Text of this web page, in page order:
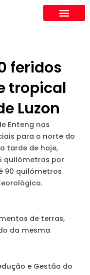
feridos
tropical
Luzon
Enteng nas
para o norte do
tarde de hoje,
quilómetros por
90 quilómetros
de terras,
da mesma
e Gestão do